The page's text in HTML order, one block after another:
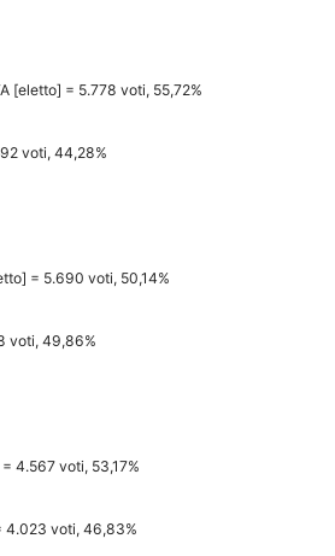
[eletto] = 5.778 voti, 55,72%
voti, 44,28%
= 5.690 voti, 50,14%
voti, 49,86%
4.567 voti, 53,17%
4.023 voti, 46,83%